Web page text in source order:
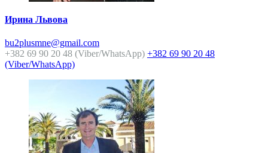
Ирина Львова
bu2plusmne@gmail.com
+382 69 90 20 48 (Viber/WhatsApp) +382 69 90 20 48
(Viber/WhatsApp)